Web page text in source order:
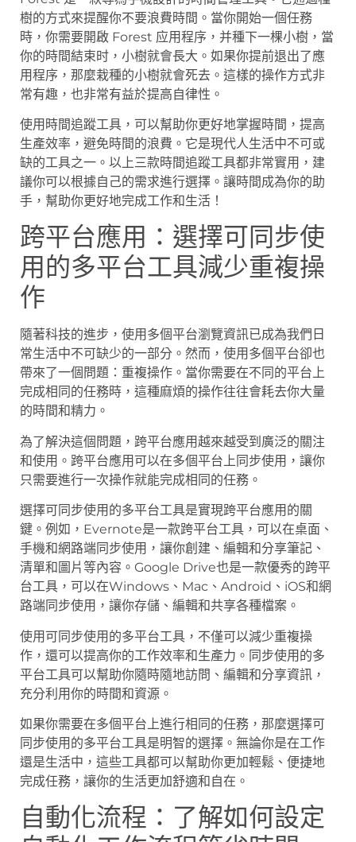
樹的方式來提醒你不要浪費時間。當你開始一個任務
時，你需要開啟 Forest 应用程序，并種下一棵小樹，當
你的時間結束时，小樹就會長大。如果你提前退出了應
用程序，那麼栽種的小樹就會死去。這樣的操作方式非
常有趣，也非常有益於提高自律性。
使用時間追蹤工具，可以幫助你更好地掌握時間，提高
生產效率，避免時間的浪費。它是現代人生活中不可或
缺的工具之一。以上三款時間追蹤工具都非常實用，建
議你可以根據自己的需求進行選擇。讓時間成為你的助
手，幫助你更好地完成工作和生活！
跨平台應用：選擇可同步使
用的多平台工具減少重複操
作
隨著科技的進步，使用多個平台瀏覽資訊已成為我們日
常生活中不可缺少的一部分。然而，使用多個平台卻也
帶來了一個問題：重複操作。當你需要在不同的平台上
完成相同的任務時，這種麻煩的操作往往會耗去你大量
的時間和精力。
為了解決這個問題，跨平台應用越來越受到廣泛的關注
和使用。跨平台應用可以在多個平台上同步使用，讓你
只需要進行一次操作就能完成相同的任務。
選擇可同步使用的多平台工具是實現跨平台應用的關
鍵。例如，Evernote是一款跨平台工具，可以在桌面、
手機和網路端同步使用，讓你創建、編輯和分享筆記、
清單和圖片等內容。Google Drive也是一款優秀的跨平
台工具，可以在Windows、Mac、Android、iOS和網
路端同步使用，讓你存儲、編輯和共享各種檔案。
使用可同步使用的多平台工具，不僅可以減少重複操
作，還可以提高你的工作效率和生產力。同步使用的多
平台工具可以幫助你隨時隨地訪問、編輯和分享資訊，
充分利用你的時間和資源。
如果你需要在多個平台上進行相同的任務，那麼選擇可
同步使用的多平台工具是明智的選擇。無論你是在工作
還是生活中，這些工具都可以幫助你更加輕鬆、便捷地
完成任務，讓你的生活更加舒適和自在。
自動化流程：了解如何設定